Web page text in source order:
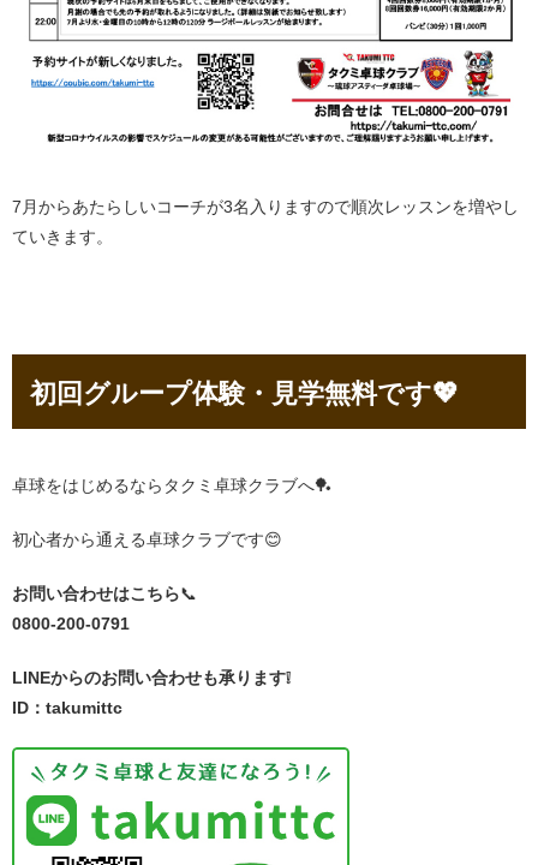
7月からあたらしいコーチが3名入りますので順次レッスンを増やし
ていきます。
初回グループ体験・見学無料です💖
卓球をはじめるならタクミ卓球クラブへ🏓
初心者から通える卓球クラブです😊
お問い合わせはこちら📞
0800-200-0791
LINEからのお問い合わせも承ります❕
ID：takumittc